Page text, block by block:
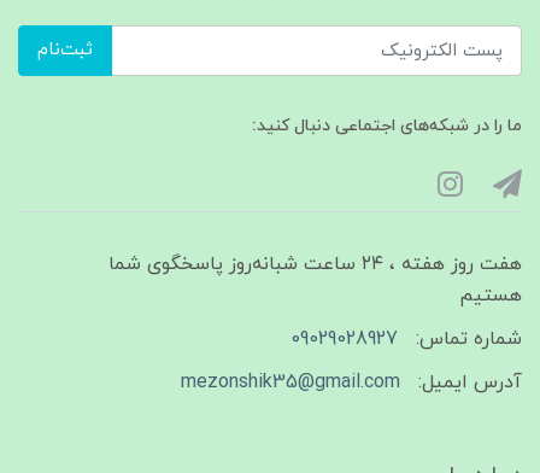
ثبت‌نام
ما را در شبکه‌های اجتماعی دنبال کنید:
هفت روز هفته ، ۲۴ ساعت شبانه‌روز پاسخگوی شما
هستیم
شماره تماس:
09029028927
آدرس ایمیل:
mezonshik35@gmail.com